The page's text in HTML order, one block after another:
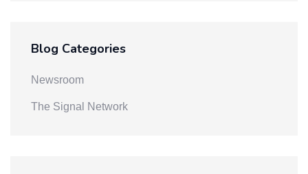
Blog Categories
Newsroom
The Signal Network